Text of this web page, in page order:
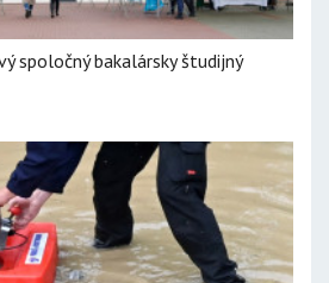
spoločný bakalársky študijný